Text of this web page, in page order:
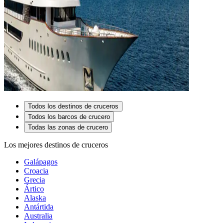
Todos los destinos de cruceros
Todos los barcos de crucero
Todas las zonas de crucero
Los mejores destinos de cruceros
Galápagos
Croacia
Grecia
Ártico
Alaska
Antártida
Australia